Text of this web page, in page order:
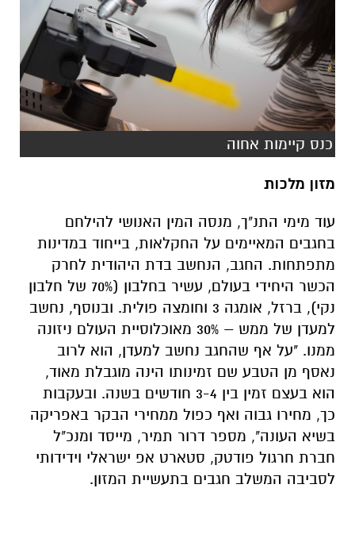
כנס קיימות אחוה
מזון מלכות
עוד מימי התנ"ך, מנסה המין האנושי להילחם
בחגבים המאיימים על החקלאות, בייחוד במדינות
מתפתחות. החגב, הנחשב בדת היהודית לחרק
הכשר היחידי בעולם, עשיר בחלבון (70% של חלבון
נקי), ברזל, אומגה 3 וחומצה פולית. ובנוסף, נחשב
למעדן של ממש – 30% מאוכלוסיית העולם ניזונה
ממנו. "על אף שהחגב נחשב למעדן, הוא לרוב
נאסף מן הטבע שם זמינותו הינה מוגבלת מאוד,
הוא בעצם זמין בין 3-4 חודשים בשנה. ובעקבות
כך, מחירו גבוה ואף כפול ממחירי הבקר באפריקה
בשיא העונה", מספר דרור תמיר, מייסד ומנכ"ל
חברת חרגול פודטק, סטארט אפ ישראלי וידידותי
לסביבה המשלב חגבים בתעשיית המזון.